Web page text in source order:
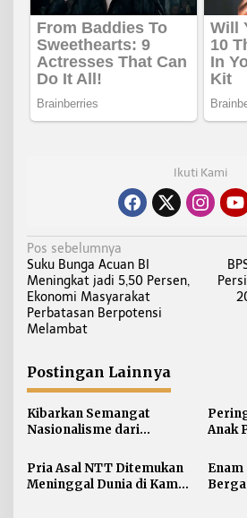
Ikuti Kami
N
a
v
i
g
s
i
p
s
Pos sebelumnya
Suku Bunga Acuan BI
Meningkat jadi 5,50 Persen,
Ekonomi Masyarakat
Perbatasan Berpotensi
Melambat
Postingan Lainnya
Kibarkan Semangat
Nasionalisme dari
Merah Putih 81 Meter
Dibentangkan di Sebatik
Anak
Pria Asal NTT Ditemukan
Meninggal Dunia di Kamar
Enam